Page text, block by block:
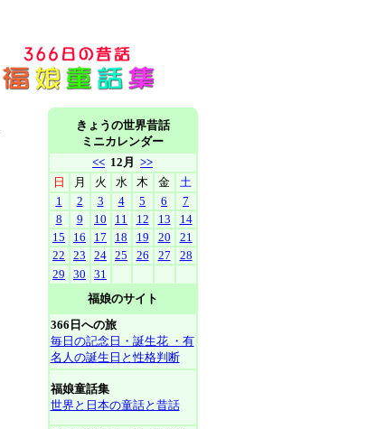
きょうの世界昔話
ミニカレンダー
<< 12月 >>
日
月 火 水 木 金
土
1
2 3 4 5 6
7
8
9 10 11 12 13
14
15
16 17 18 19 20
21
22
23 24 25 26 27
28
29
30
31
福娘のサイト
366日への旅
毎日の記念日・誕生花 ・有
名人の誕生日と性格判断
福娘童話集
世界と日本の童話と昔話